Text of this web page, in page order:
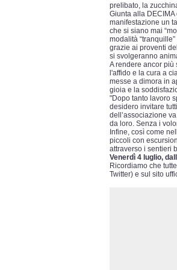
prelibato, la
Giunta alla
manifestazione un
che si siano mai
modalità
grazie ai proventi
si svolgeranno
A rendere ancor
l'affido e la cura a
messe a dimora in
gioia e la
"Dopo tanto lavoro
desidero invitare
dell’associazione
da loro. Senza i
Infine, così come
piccoli con
attraverso i sentieri
Venerdì 4 luglio,
Ricordiamo che
Twitter) e sul sito